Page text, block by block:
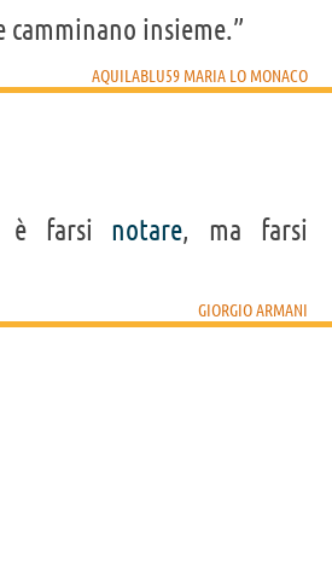
camminano insieme.”
AQUILABLU59 MARIA LO MONACO
è farsi notare, ma farsi
GIORGIO ARMANI